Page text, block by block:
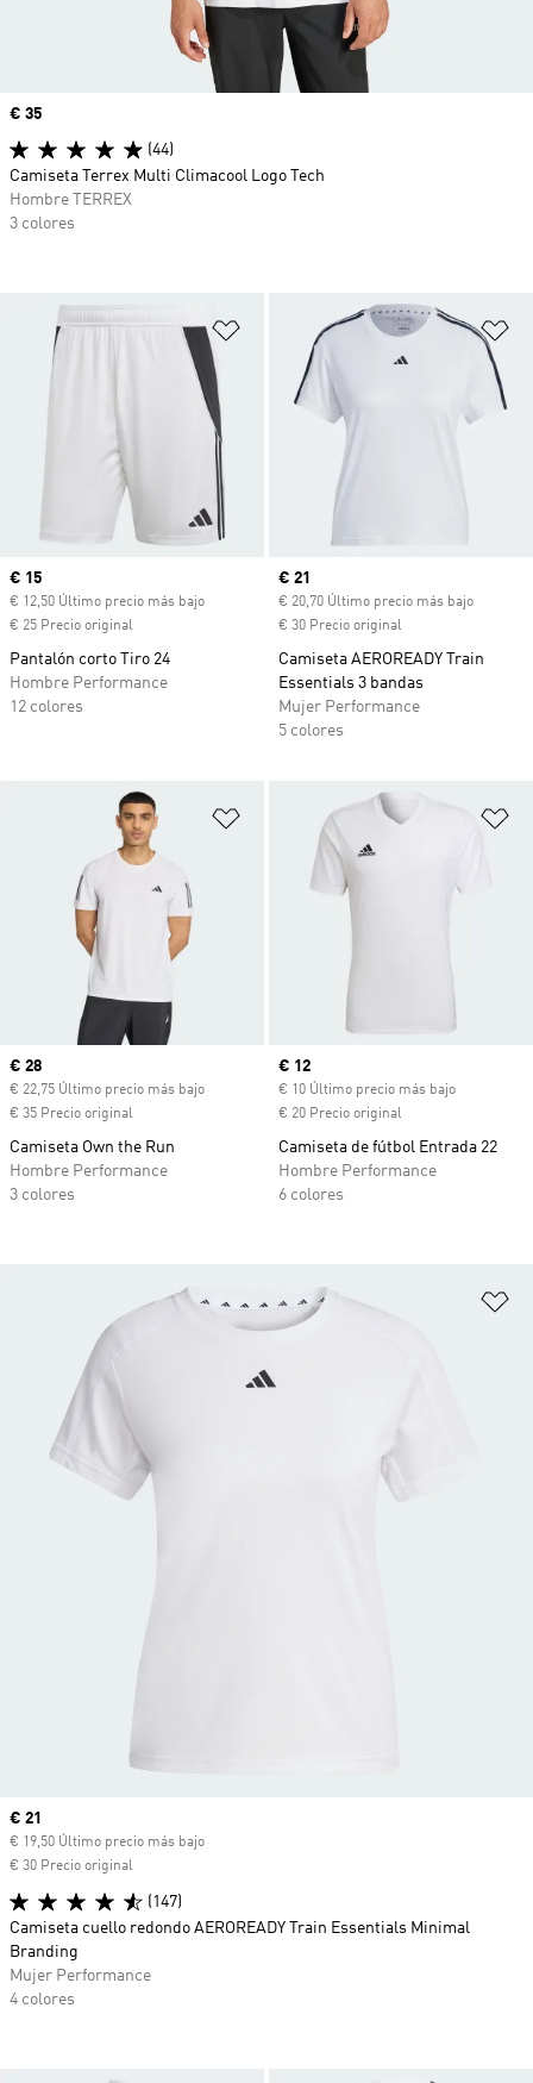
Añadir a la lista de deseos
Precio actual
€ 15
€ 12,50 Último precio más bajo
€ 25 Precio original
Pantalón corto Tiro 24
Hombre Performance
12 colores
Precio actual
€ 21
€ 20,70 Último precio más bajo
€ 30 Precio original
Camiseta AEROREADY Train
Essentials 3 bandas
Mujer Performance
5 colores
Añadir a la lista de deseos
Precio actual
€ 28
€ 22,75 Último precio más bajo
€ 35 Precio original
Camiseta Own the Run
Hombre Performance
3 colores
Precio actual
€ 12
€ 10 Último precio más bajo
€ 20 Precio original
Camiseta de fútbol Entrada 22
Hombre Performance
6 colores
Precio
€ 35
(44)
Camiseta Terrex Multi Climacool Logo Tech
Hombre TERREX
3 colores
Precio actual
€ 21
€ 19,50 Último precio más bajo
€ 30 Precio original
(147)
Camiseta cuello redondo AEROREADY Train Essentials Minimal
Branding
Mujer Performance
4 colores